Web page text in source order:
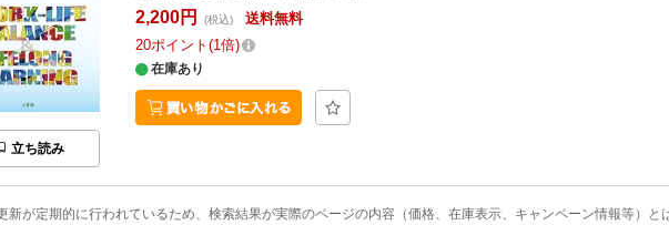
立ち読み
2,200円 (税込)
送料無料
20ポイント 1倍
在庫あり
新が定期的に行われているため、検索結果が実際のページの内容（価格、在庫表示、キャンペーン情報等）と